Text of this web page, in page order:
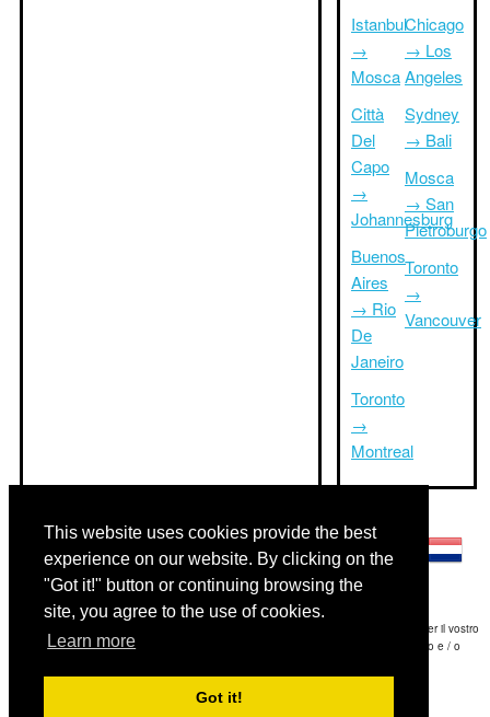
This website uses cookies provide the best
experience on our website. By clicking on the
"Got it!" button or continuing browsing the
site, you agree to the use of cookies.
Learn more
Got it!
Istanbul
→
Mosca
Città
Del
Capo
→
Johannesburg
Buenos
Aires
→ Rio
De
Janeiro
Toronto
→
Montreal
Chicago
→ Los
Angeles
Sydney
→ Bali
Mosca
→ San
Pietroburgo
Toronto
→
Vancouver
Disclaimer: Le informazioni visualizzate su questo sito è la nostra migliore stima e per il vostro
riferimento soltanto.Triptimeto.com non è responsabile di eventuali ritardi viaggio e / o